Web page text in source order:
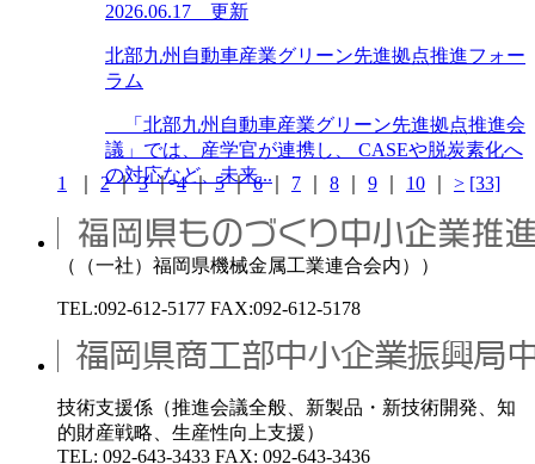
2026.06.17 更新
北部九州自動車産業グリーン先進拠点推進フォー
ラム
「北部九州自動車産業グリーン先進拠点推進会
議」では、産学官が連携し、 CASEや脱炭素化へ
の対応など、未来...
1 2｜3｜4｜5｜6｜ 7 8 9 10 > [33]
（（一社）福岡県機械金属工業連合会内））
TEL:092-612-5177 FAX:092-612-5178
技術支援係（推進会議全般、新製品・新技術開発、知
的財産戦略、生産性向上支援）
TEL: 092-643-3433 FAX: 092-643-3436